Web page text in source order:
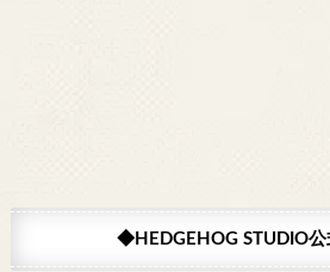
◆HEDGEHOG STUDIO